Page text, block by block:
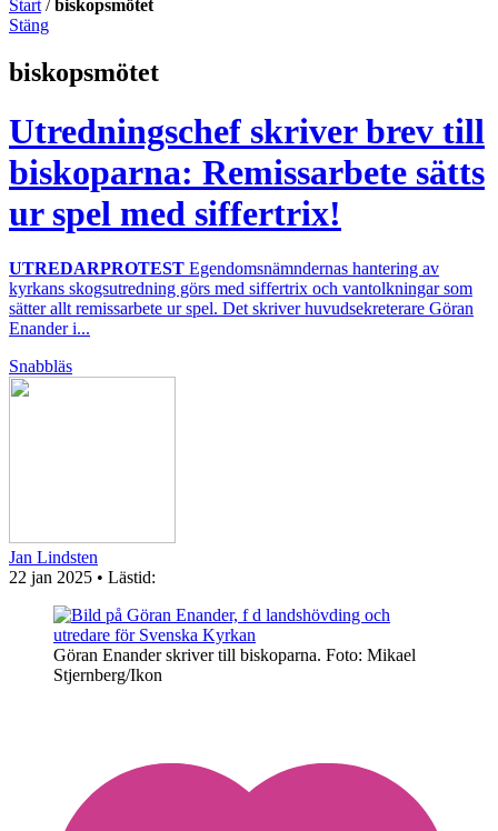
Start /biskopsmötet
Stäng
biskopsmötet
Utredningschef skriver brev till
biskoparna: Remissarbete sätts
ur spel med siffertrix!
UTREDARPROTEST Egendomsnämndernas hantering av
kyrkans skogsutredning görs med siffertrix och vantolkningar som
sätter allt remissarbete ur spel. Det skriver huvudsekreterare Göran
Enander i...
Snabbläs
Jan Lindsten
22 jan 2025 • Lästid:
Göran Enander skriver till biskoparna. Foto: Mikael
Stjernberg/Ikon